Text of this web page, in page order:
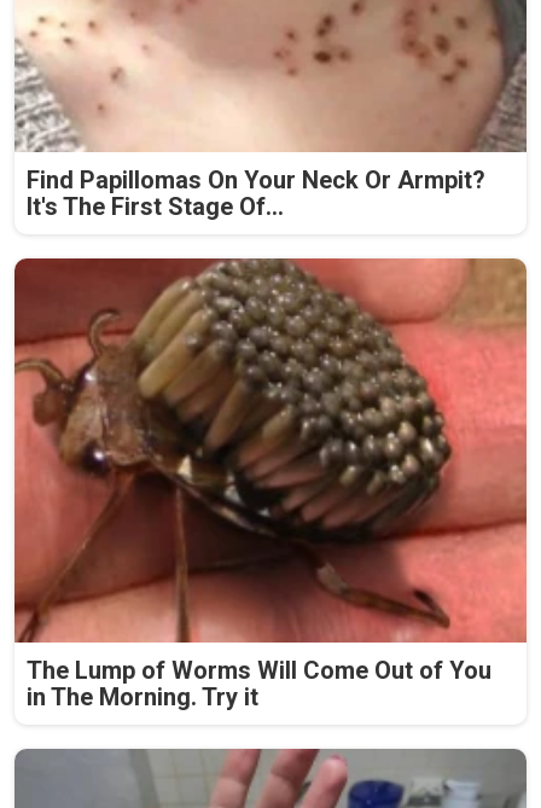
Find Papillomas On Your Neck Or Armpit?
It's The First Stage Of...
The Lump of Worms Will Come Out of You
in The Morning. Try it